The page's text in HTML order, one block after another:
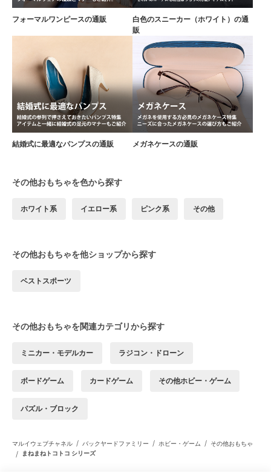
フォーマルワンピースの通販
白色のスニーカー（ホワイト）の通
販
結婚式に最適なパンプスの通販 メガネケースの通販
その他おもちゃを色から探す
ホワイト系 イエロー系 ピンク系 その他
その他おもちゃを他ショップから探す
ベストスポーツ
その他おもちゃを関連カテゴリから探す
ミニカー・モデルカー ラジコン・ドローン
ボードゲーム カードゲーム その他ホビー・ゲーム
パズル・ブロック
マルイウェブチャネル / バックヤードファミリー / ホビー・ゲーム / その他おもちゃ
/ まねまねトコトコ シリーズ